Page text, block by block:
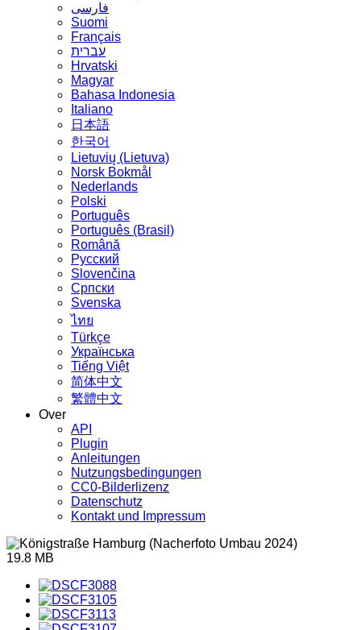
فارسی
Suomi
Français
עברית
Hrvatski
Magyar
Bahasa Indonesia
Italiano
日本語
한국어
Lietuvių (Lietuva)
‪Norsk Bokmål‬
Nederlands
Polski
Português
Português (Brasil)
Română
Русский
Slovenčina
Српски
Svenska
ไทย
Türkçe
Українська
Tiếng Việt
简体中文
繁體中文
Over
API
Plugin
Anleitungen
Nutzungsbedingungen
CC0-Bilderlizenz
Datenschutz
Kontakt und Impressum
19.8 MB